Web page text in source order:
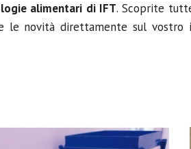
alimentari di IFT. Scoprite
le novità direttamente sul